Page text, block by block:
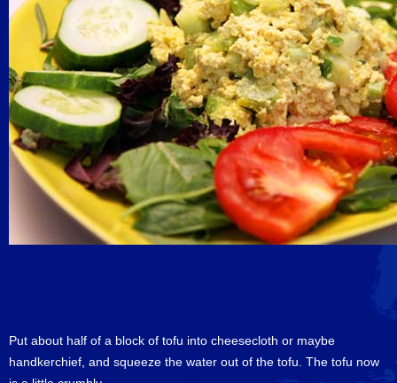
Put about half of a block of tofu into cheesecloth or maybe
handkerchief, and squeeze the water out of the tofu. The tofu now